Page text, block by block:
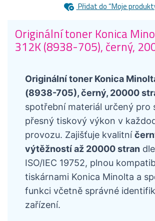
Přidat do “Moje
Originální toner Konica
312K (8938-705), černý,
Originální toner Konica
(8938-705), černý, 20000
spotřební materiál určený pro
přesný tiskový výkon v
provozu. Zajišťuje kvalitní
výtěžností až 20000 stran
ISO/IEC 19752, plnou
tiskárnami Konica Minolta a
funkci včetně správné
zařízení.